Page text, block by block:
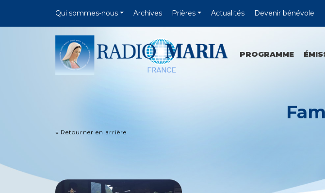
Qui sommes-nous Archives Prières Actualités Devenir bénévole
PROGRAMME
« Retourner en arrière